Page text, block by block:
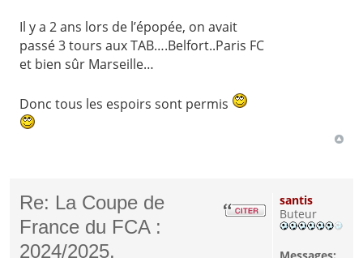
Il y a 2 ans lors de l’épopée, on avait
passé 3 tours aux TAB….Belfort..Paris FC
et bien sûr Marseille…
Donc tous les espoirs sont permis
Re: La Coupe de
France du FCA :
2024/2025.
santis
Buteur